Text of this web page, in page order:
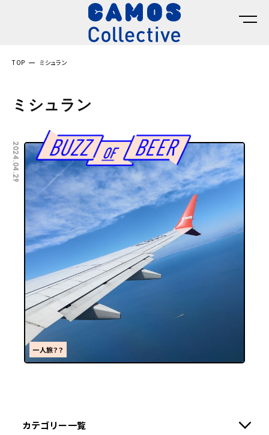
TOP ミシュラン
ミシュラン
2024.04.29
一人旅？？
カテゴリー一覧